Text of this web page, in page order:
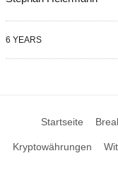
6 YEARS
Startseite
Kryptowährungen